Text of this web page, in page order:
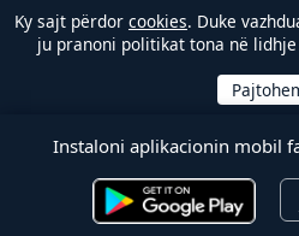
Ky sajt përdor cookies. Duke
ju pranoni politikat tona në
Instaloni aplikacionin mobil